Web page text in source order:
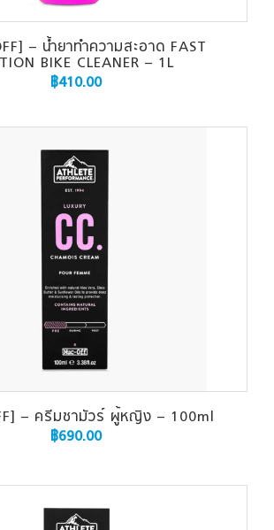
– น้ำยาทำความสะอาด FAST
BIKE CLEANER – 1L
฿410.00
– ครีมชามัวร์ ผู้หญิง – 100ml
฿690.00